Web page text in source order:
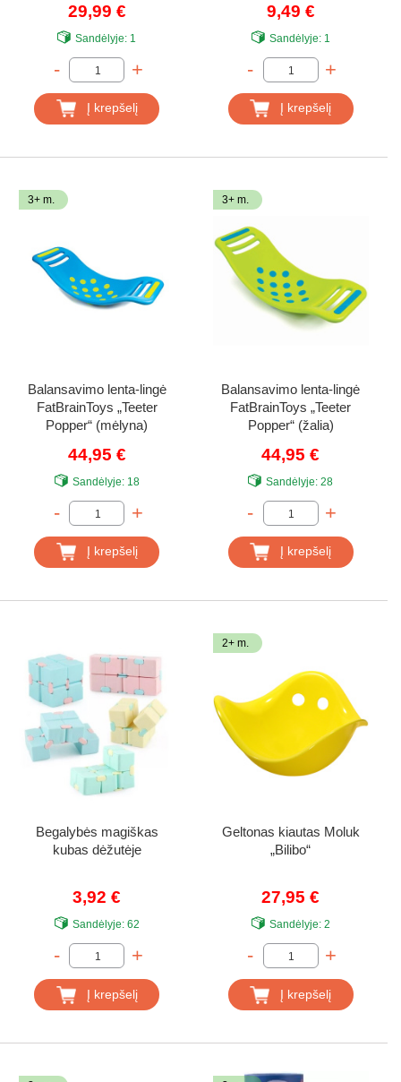
29,99 €
Sandėlyje: 1
- +
Į krepšelį
9,49 €
Sandėlyje:1
- +
Į krepšelį
3+ m.
Balansavimo lenta-lingė
FatBrainToys „Teeter
Popper“ (mėlyna)
44,95 €
Sandėlyje:18
- +
Į krepšelį
3+ m.
Balansavimo lenta-lingė
FatBrainToys „Teeter
Popper“ (žalia)
44,95 €
Sandėlyje: 28
- +
Į krepšelį
Begalybės magiškas
kubas dėžutėje
3,92 €
Sandėlyje:62
- +
Į krepšelį
2+ m.
Geltonas kiautas Moluk
„Bilibo“
27,95 €
Sandėlyje:2
- +
Į krepšelį